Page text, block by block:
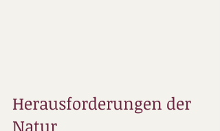
Herausforderungen der
Natur